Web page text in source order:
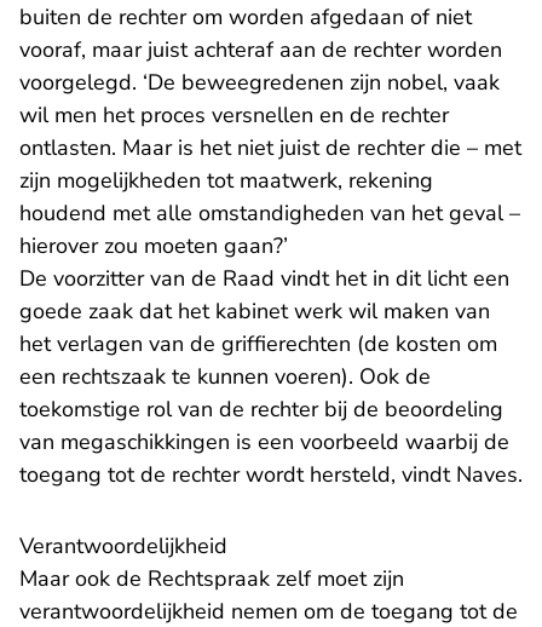
buiten de rechter om worden afgedaan of niet
vooraf, maar juist achteraf aan de rechter worden
voorgelegd. ‘De beweegredenen zijn nobel, vaak
wil men het proces versnellen en de rechter
ontlasten. Maar is het niet juist de rechter die – met
zijn mogelijkheden tot maatwerk, rekening
houdend met alle omstandigheden van het geval –
hierover zou moeten gaan?’
De voorzitter van de Raad vindt het in dit licht een
goede zaak dat het kabinet werk wil maken van
het verlagen van de griffierechten (de kosten om
een rechtszaak te kunnen voeren). Ook de
toekomstige rol van de rechter bij de beoordeling
van megaschikkingen is een voorbeeld waarbij de
toegang tot de rechter wordt hersteld, vindt Naves.
Verantwoordelijkheid
Maar ook de Rechtspraak zelf moet zijn
verantwoordelijkheid nemen om de toegang tot de